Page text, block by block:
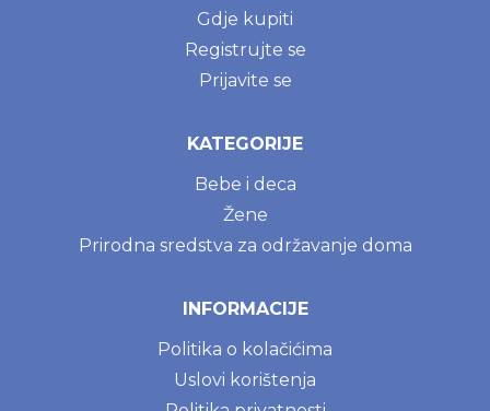
Gdje kupiti
Registrujte se
Prijavite se
KATEGORIJE
Bebe i deca
Žene
Prirodna sredstva za održavanje doma
INFORMACIJE
Politika o kolačićima
Uslovi korištenja